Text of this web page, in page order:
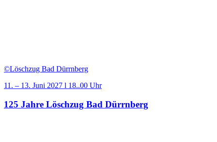
©Löschzug Bad Dürrnberg
11. – 13. Juni 2027 l 18..00 Uhr
125 Jahre Löschzug Bad Dürrnberg